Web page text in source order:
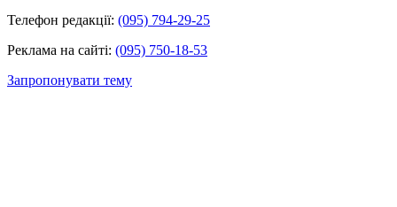
Телефон редакції: (095) 794-29-25
Реклама на сайті: (095) 750-18-53
Запропонувати тему